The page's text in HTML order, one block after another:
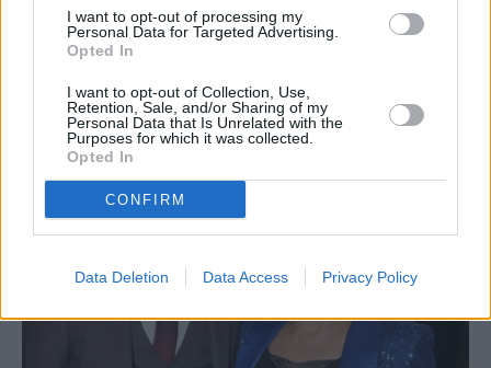
I want to opt-out of processing my
Personal Data for Targeted Advertising.
Opted In
I want to opt-out of Collection, Use,
Retention, Sale, and/or Sharing of my
Personal Data that Is Unrelated with the
Purposes for which it was collected.
Opted In
CONFIRM
Data Deletion Data Access Privacy Policy
ΔΙΑΒΑΣΤΕ ΑΚΟΜΗ